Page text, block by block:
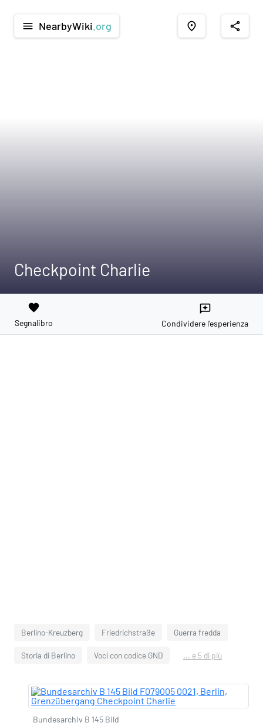
menu NearbyWiki .org place share
Checkpoint Charlie
favorite
Segnalibro
reviews
Condividere l'esperienza
Berlino-Kreuzberg Friedrichstraße Guerra fredda
Storia di Berlino Voci con codice GND ... e 5 di più
Bundesarchiv B 145 Bild